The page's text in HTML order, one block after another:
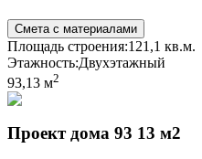
Смета с материалами
Площадь строения:121,1 кв.м.
Этажность:Двухэтажный
93,13 м2
Проект дома 93 13 м2